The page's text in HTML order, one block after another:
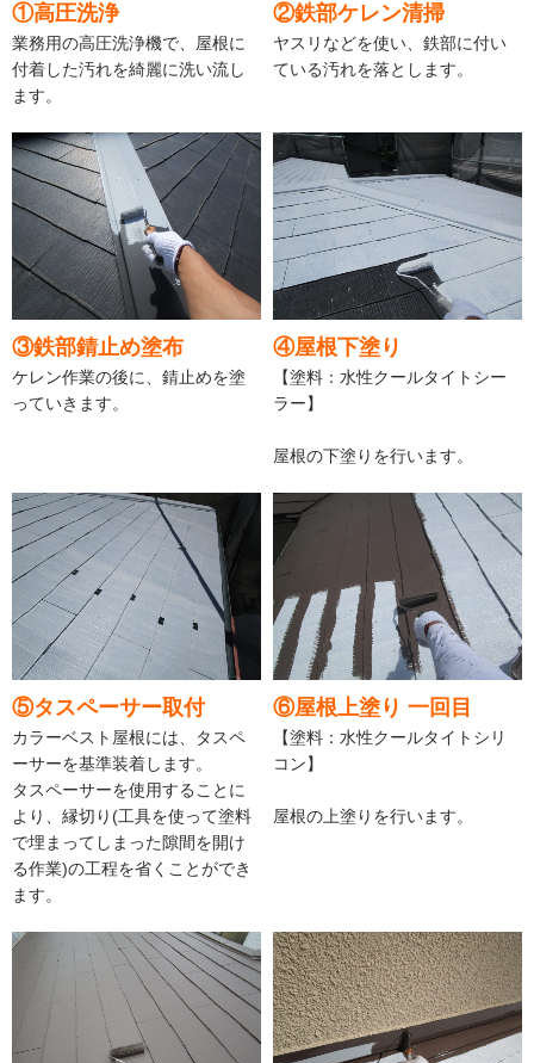
①高圧洗浄
業務用の高圧洗浄機で、屋根に
付着した汚れを綺麗に洗い流し
ます。
②鉄部ケレン清掃
ヤスリなどを使い、鉄部に付い
ている汚れを落とします。
③鉄部錆止め塗布
ケレン作業の後に、錆止めを塗
っていきます。
④屋根下塗り
【塗料：水性クールタイトシー
ラー】
屋根の下塗りを行います。
⑤タスペーサー取付
カラーベスト屋根には、タスペ
ーサーを基準装着します。
タスペーサーを使用することに
より、縁切り(工具を使って塗料
で埋まってしまった隙間を開け
る作業)の工程を省くことができ
ます。
⑥屋根上塗り 一回目
【塗料：水性クールタイトシリ
コン】
屋根の上塗りを行います。